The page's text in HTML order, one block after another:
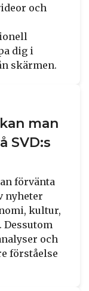
och
dig i
skärmen.
man
SVD:s
förvänta
nyheter
kultur,
och
förståelse